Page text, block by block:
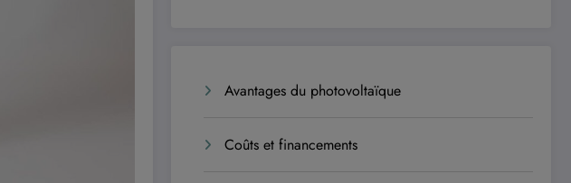
Avantages du photovoltaïque
Coûts et financements